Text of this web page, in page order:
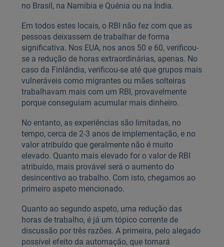
no Brasil, na Namíbia e Quénia ou na Índia.
Em todos estes locais, o RBI não fez com que as
pessoas deixassem de trabalhar de forma
significativa. Nos EUA, nos anos 50 e 60, verificou-
se a redução de horas extraordinárias, apenas. No
caso da Finlândia, verificou-se até que grupos mais
vulneráveis como migrantes ou mães solteiras
trabalhavam mais com um RBI, provavelmente
porque conseguiam acumular mais dinheiro.
No entanto, as experiências são limitadas, no
tempo, cerca de 2-3 anos de implementação, e no
valor atribuído que geralmente não é muito
elevado. Quanto mais elevado for o valor de RBI
atribuído, mais provável será o aumento do
desincentivo ao trabalho. Com isto, chegamos ao
primeiro aspeto mencionado.
Quanto ao segundo aspeto, uma redução das
horas de trabalho, é já um tópico corrente de
discussão por três razões. A primeira, pelo alegado
possível efeito da automação, que tornará